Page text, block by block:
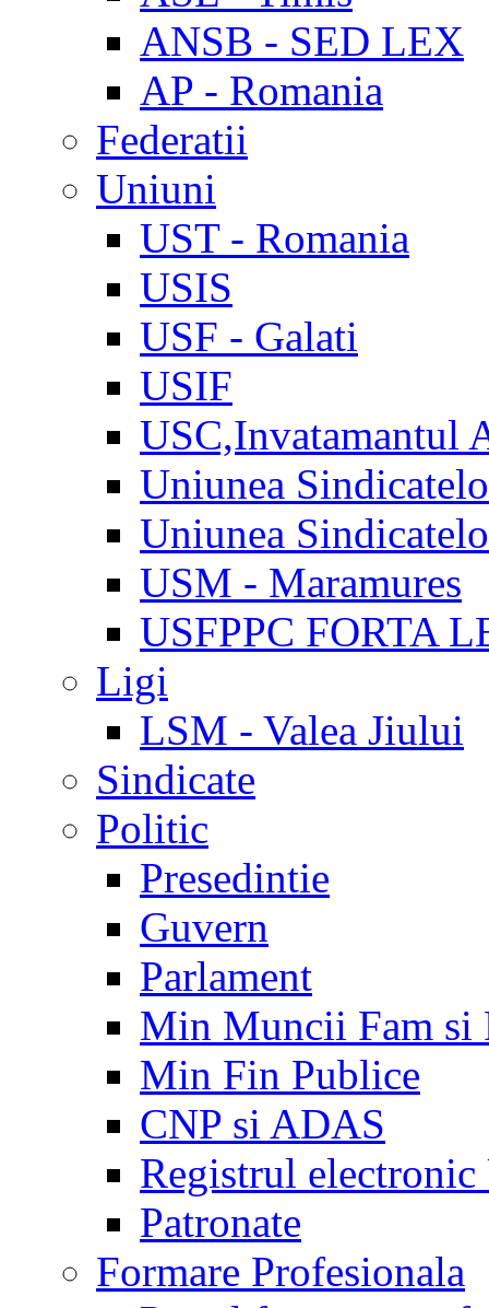
ANSB - SED LEX
AP - Romania
Federatii
Uniuni
UST - Romania
USIS
USF - Galati
USIF
USC,Invatamantul
Uniunea
Uniunea
USM - Maramures
USFPPC FORTA
Ligi
LSM - Valea Jiului
Sindicate
Politic
Presedintie
Guvern
Parlament
Min Muncii Fam si
Min Fin Publice
CNP si ADAS
Registrul electronic
Patronate
Formare Profesionala